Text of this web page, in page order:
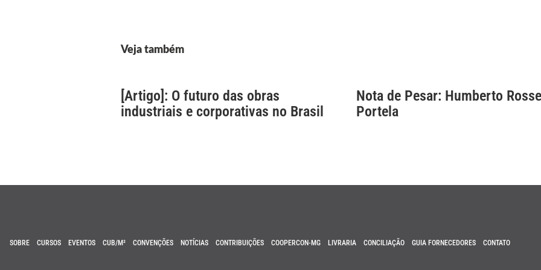
Veja também
[Artigo]: O futuro das obras
industriais e corporativas no Brasil
Nota de Pesar: Humberto
Portela
SOBRE CURSOS EVENTOS CUB/M² CONVENÇÕES NOTÍCIAS CONTRIBUIÇÕES COOPERCON-MG LIVRARIA CONCILIAÇÃO GUIA FORNECEDORES CONTATO